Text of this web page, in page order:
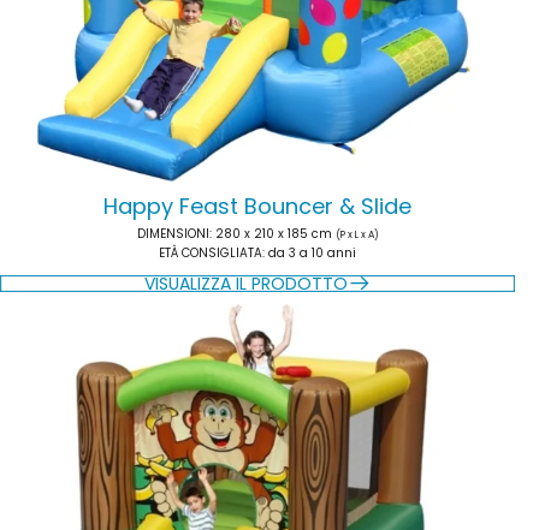
Happy Feast Bouncer & Slide
DIMENSIONI: 280 x 210 x 185 cm (P x L x A)
ETÀ CONSIGLIATA: da 3 a 10 anni
VISUALIZZA IL PRODOTTO